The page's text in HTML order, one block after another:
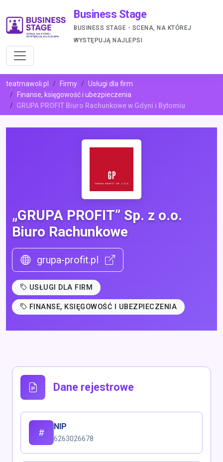
Business Stage
BUSINESS STAGE - SCENA, NA KTÓREJ
WYSTĘPUJĄ NAJLEPSI
teatrnawoli.pl Firmy
Usługi dla firm
Finanse, księgowość i ubezpieczenia
GRUPA PROFIT Biuro Rachunkowe w Gdyni i Bytomiu
„GRUPA PROFIT” Sp. z o.o.
Biuro Rachunkowe
grupa-profit.pl
USŁUGI DLA FIRM
FINANSE, KSIĘGOWOŚĆ I UBEZPIECZENIA
Dane rejestrowe
NIP
6263026678